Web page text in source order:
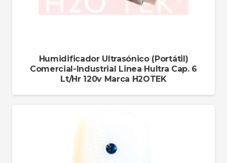
Humidificador Ultrasónico (Portátil)
Comercial-Industrial Linea Hultra Cap. 6
Lt/Hr 120v Marca H2OTEK